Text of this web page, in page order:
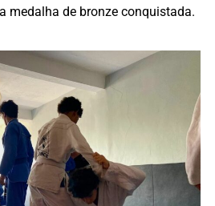
medalha de bronze conquistada.